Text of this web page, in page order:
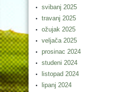
svibanj 2025
travanj 2025
ožujak 2025
veljača 2025
prosinac 2024
studeni 2024
listopad 2024
lipanj 2024